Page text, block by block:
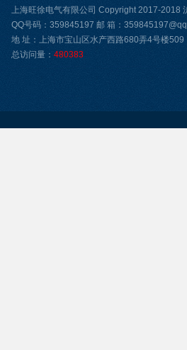
上海旺徐电气有限公司 Copyright 2017-2018
QQ号码：359845197 邮 箱：
地 址：上海市宝山区水产西路680弄4号楼509
总访问量： 480383